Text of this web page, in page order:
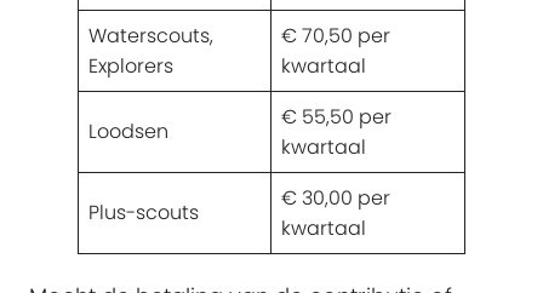
Waterscouts,
Explorers
€ 70,50 per
kwartaal
Loodsen
€ 55,50 per
kwartaal
Plus-scouts
€ 30,00 per
kwartaal